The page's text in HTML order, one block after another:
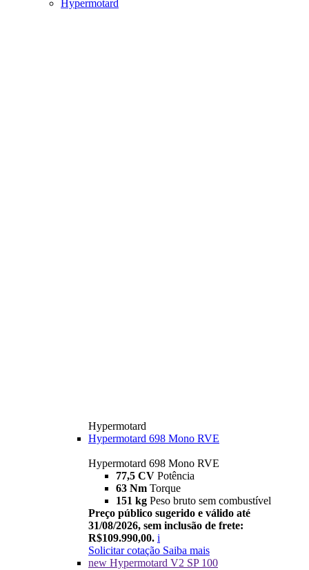
Hypermotard
Hypermotard
Hypermotard 698 Mono RVE
Hypermotard 698 Mono RVE
77,5 CV Potência
63 Nm Torque
151 kg Peso bruto sem combustível
Preço público sugerido e válido até
31/08/2026, sem inclusão de frete:
R$109.990,00. i
Solicitar cotação Saiba mais
new Hypermotard V2 SP 100